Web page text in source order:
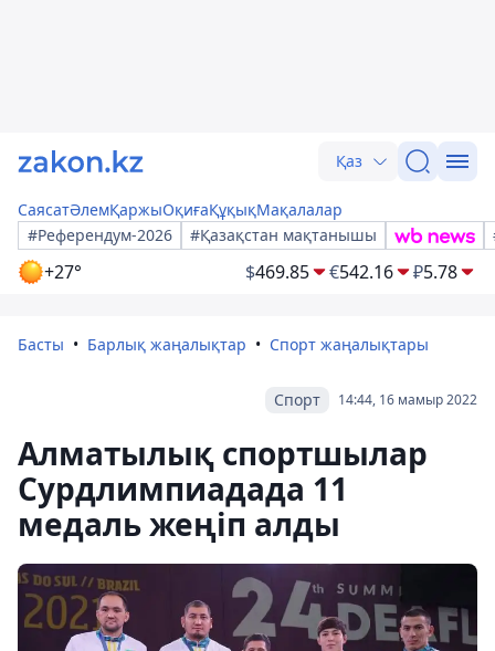
Қаз
СаясатӘлемҚаржыОқиғаҚұқықМақалалар
#Референдум-2026
#Қазақстан мақтанышы
+27° $469.85 €542.16 ₽5.78
Басты Барлық жаңалықтар Спорт жаңалықтары
14:44, 16 мамыр 2022
Спорт
Алматылық спортшылар
Сурдлимпиадада 11
медаль жеңіп алды